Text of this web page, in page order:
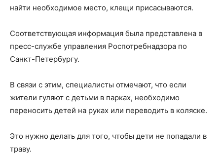
найти необходимое место, клещи присасываются.
Соответствующая информация была представлена в
пресс-службе управления Роспотребнадзора по
Санкт-Петербургу.
В связи с этим, специалисты отмечают, что если
жители гуляют с детьми в парках, необходимо
переносить детей на руках или переводить в коляске.
Это нужно делать для того, чтобы дети не попадали в
траву.